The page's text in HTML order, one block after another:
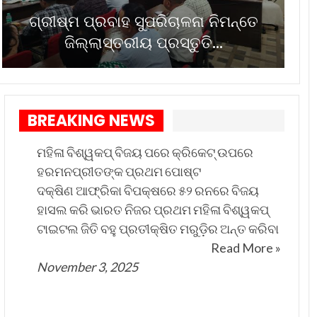
ଗ୍ରୀଷ୍ମ ପ୍ରବାହ ସୁପରିଚାଳନା ନିମନ୍ତେ
ଜିଲ୍ଲାସ୍ତରୀୟ ପ୍ରସ୍ତୁତି…
BREAKING NEWS
ମହିଳା ବିଶ୍ୱକପ୍ ବିଜୟ ପରେ କ୍ରିକେଟ୍ ଉପରେ
ହରମନପ୍ରୀତଙ୍କ ପ୍ରଥମ ପୋଷ୍ଟ
ଦକ୍ଷିଣ ଆଫ୍ରିକା ବିପକ୍ଷରେ ୫୨ ରନରେ ବିଜୟ
ହାସଲ କରି ଭାରତ ନିଜର ପ୍ରଥମ ମହିଳା ବିଶ୍ୱକପ୍
ଟାଇଟଲ ଜିତି ବହୁ ପ୍ରତୀକ୍ଷିତ ମରୁଡ଼ିର ଅନ୍ତ କରିବା
Read More »
November 3, 2025